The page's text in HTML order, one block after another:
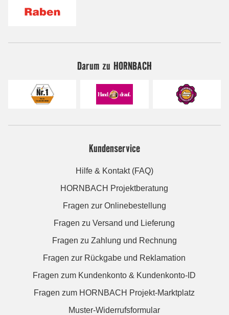
Darum zu HORNBACH
Kundenservice
Hilfe & Kontakt (FAQ)
HORNBACH Projektberatung
Fragen zur Onlinebestellung
Fragen zu Versand und Lieferung
Fragen zu Zahlung und Rechnung
Fragen zur Rückgabe und Reklamation
Fragen zum Kundenkonto & Kundenkonto-ID
Fragen zum HORNBACH Projekt-Marktplatz
Muster-Widerrufsformular